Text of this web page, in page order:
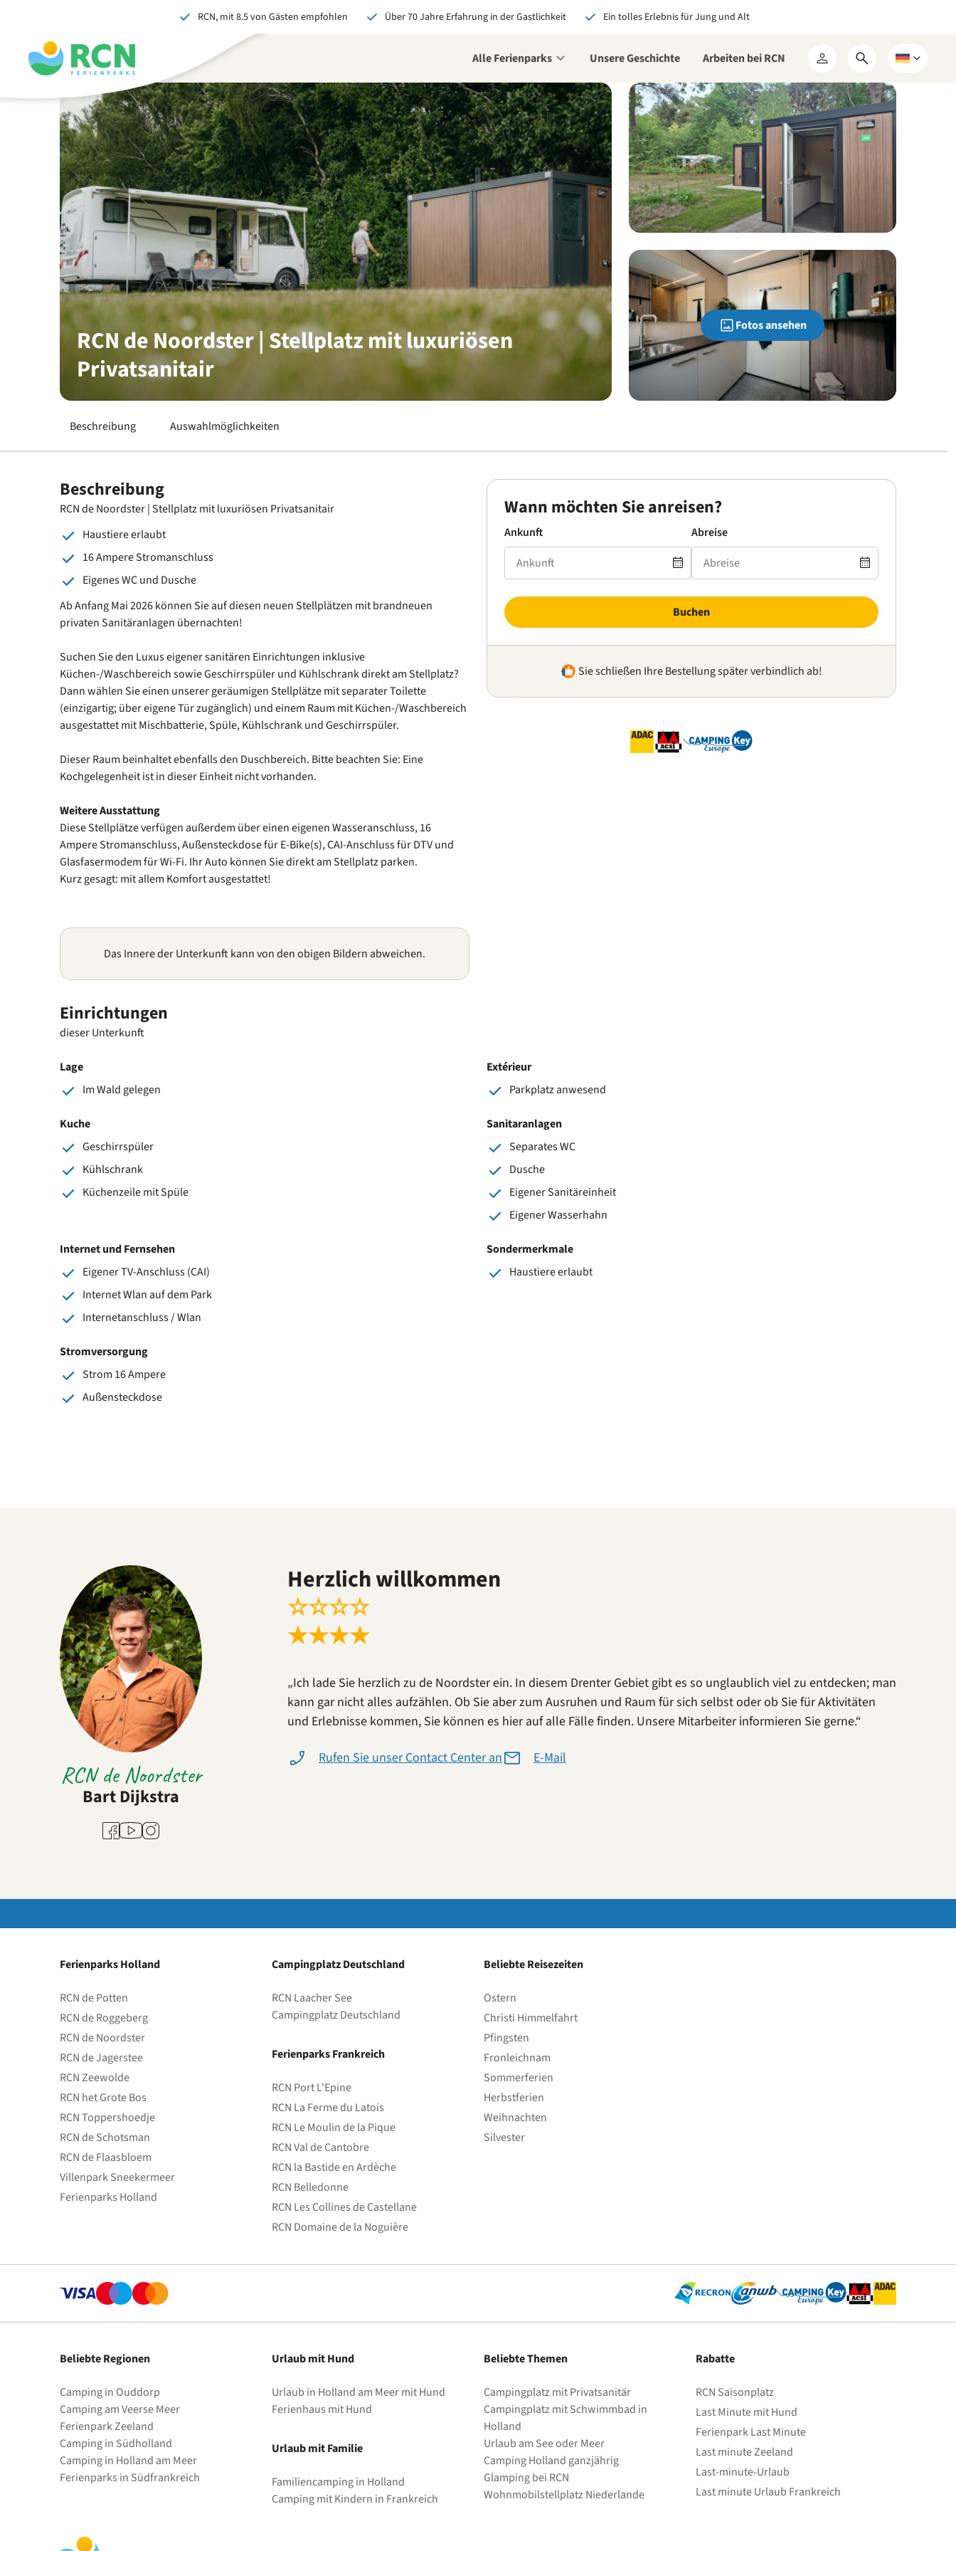
springen
springen
springen
springen
RCN, mit 8.5 von Gästen empfohlen Über 70 Jahre Erfahrung in der Gastlichkeit Ein tolles Erlebnis für Jung und Alt
Alle Ferienparks Unsere Geschichte Arbeiten bei RCN
Mein
RCN
Suchformular
öffnen
Wählen
eine
Sprache
RCN de Noordster | Stellplatz mit luxuriösen
Privatsanitair
Fotos ansehen
Beschreibung Auswahlmöglichkeiten
Beschreibung
RCN de Noordster | Stellplatz mit luxuriösen Privatsanitair
Haustiere erlaubt
16 Ampere Stromanschluss
Eigenes WC und Dusche
Ab Anfang Mai 2026 können Sie auf diesen neuen Stellplätzen mit brandneuen
privaten Sanitäranlagen übernachten!
Suchen Sie den Luxus eigener sanitären Einrichtungen inklusive
Küchen-/Waschbereich sowie Geschirrspüler und Kühlschrank direkt am Stellplatz?
Dann wählen Sie einen unserer geräumigen Stellplätze mit separater Toilette
(einzigartig; über eigene Tür zugänglich) und einem Raum mit Küchen-/Waschbereich
ausgestattet mit Mischbatterie, Spüle, Kühlschrank und Geschirrspüler.
Dieser Raum beinhaltet ebenfalls den Duschbereich. Bitte beachten Sie: Eine
Kochgelegenheit ist in dieser Einheit nicht vorhanden.
Weitere Ausstattung
Diese Stellplätze verfügen außerdem über einen eigenen Wasseranschluss, 16
Ampere Stromanschluss, Außensteckdose für E-Bike(s), CAI-Anschluss für DTV und
Glasfasermodem für Wi-Fi. Ihr Auto können Sie direkt am Stellplatz parken.
Kurz gesagt: mit allem Komfort ausgestattet!
Das Innere der Unterkunft kann von den obigen Bildern abweichen.
Wann möchten Sie anreisen?
Ankunft Abreise
Buchen
Sie schließen Ihre Bestellung später verbindlich ab!
Einrichtungen
dieser Unterkunft
Lage
Im Wald gelegen
Extérieur
Parkplatz anwesend
Kuche
Geschirrspüler
Kühlschrank
Küchenzeile mit Spüle
Sanitaranlagen
Separates WC
Dusche
Eigener Sanitäreinheit
Eigener Wasserhahn
Internet und Fernsehen
Eigener TV-Anschluss (CAI)
Internet Wlan auf dem Park
Internetanschluss / Wlan
Sondermerkmale
Haustiere erlaubt
Stromversorgung
Strom 16 Ampere
Außensteckdose
RCN de Noordster
Bart Dijkstra
Facebook
YoutubeInstagram
Herzlich willkommen
☆☆☆☆
★★★★
„Ich lade Sie herzlich zu de Noordster ein. In diesem Drenter Gebiet gibt es so unglaublich viel zu entdecken; man
kann gar nicht alles aufzählen. Ob Sie aber zum Ausruhen und Raum für sich selbst oder ob Sie für Aktivitäten
und Erlebnisse kommen, Sie können es hier auf alle Fälle finden. Unsere Mitarbeiter informieren Sie gerne.“
Rufen Sie unser Contact Center an E-Mail
Ferienparks Holland
RCN de Potten
RCN de Roggeberg
RCN de Noordster
RCN de Jagerstee
RCN Zeewolde
RCN het Grote Bos
RCN Toppershoedje
RCN de Schotsman
RCN de Flaasbloem
Villenpark Sneekermeer
Ferienparks Holland
Campingplatz Deutschland
RCN Laacher See
Campingplatz Deutschland
Ferienparks Frankreich
RCN Port L'Epine
RCN La Ferme du Latois
RCN Le Moulin de la Pique
RCN Val de Cantobre
RCN la Bastide en Ardèche
RCN Belledonne
RCN Les Collines de Castellane
RCN Domaine de la Noguière
Beliebte Reisezeiten
Ostern
Christi Himmelfahrt
Pfingsten
Fronleichnam
Sommerferien
Herbstferien
Weihnachten
Silvester
Beliebte Regionen
Camping in Ouddorp
Camping am Veerse Meer
Ferienpark Zeeland
Camping in Südholland
Camping in Holland am Meer
Ferienparks in Südfrankreich
Urlaub mit Hund
Urlaub in Holland am Meer mit Hund
Ferienhaus mit Hund
Urlaub mit Familie
Familiencamping in Holland
Camping mit Kindern in Frankreich
Beliebte Themen
Campingplatz mit Privatsanitär
Campingplatz mit Schwimmbad in
Holland
Urlaub am See oder Meer
Camping Holland ganzjährig
Glamping bei RCN
Wohnmobilstellplatz Niederlande
Rabatte
RCN Saisonplatz
Last Minute mit Hund
Ferienpark Last Minute
Last minute Zeeland
Last-minute-Urlaub
Last minute Urlaub Frankreich